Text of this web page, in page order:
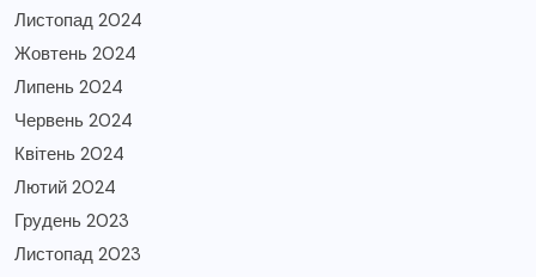
Листопад 2024
Жовтень 2024
Липень 2024
Червень 2024
Квітень 2024
Лютий 2024
Грудень 2023
Листопад 2023